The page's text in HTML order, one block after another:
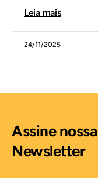
Leia mais
24/11/2025
Assine nossa
Newsletter